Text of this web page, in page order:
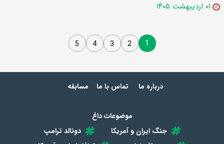
۰۱ اردیبهشت ۱۴۰۵
1
2
3
4
5
درباره ما تماس با ما مسابقه
موضوعات داغ
جنگ ایران و آمریکا
دونالد ترامپ